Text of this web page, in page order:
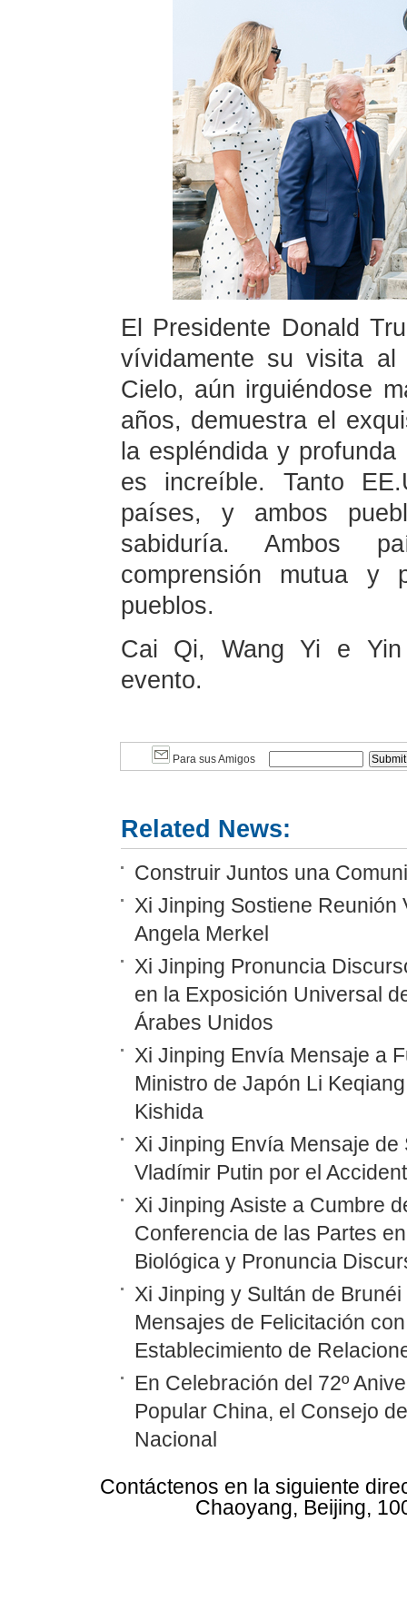
El Presidente Donald
vívidamente su visita al
Cielo, aún irguiéndose
años, demuestra el
la espléndida y
es increíble. Tanto
países, y ambos
sabiduría. Ambos
comprensión mutua y
pueblos.
Cai Qi, Wang Yi e
evento.
Para sus Amigos
Related News:
Construir Juntos una
Xi Jinping Sostiene Reunión
Angela Merkel
Xi Jinping Pronuncia
en la Exposición Universal
Árabes Unidos
Xi Jinping Envía Mensaje a
Ministro de Japón Li
Kishida
Xi Jinping Envía Mensaje
Vladímir Putin por el
Xi Jinping Asiste a Cumbre
Conferencia de las Partes
Biológica y Pronuncia
Xi Jinping y Sultán de
Mensajes de Felicitación
Establecimiento de
En Celebración del 72º
Popular China, el Consejo
Nacional
Contáctenos en la siguiente
Chaoyang, Beijing,